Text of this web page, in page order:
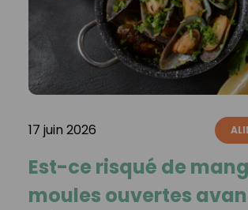
17 juin 2026
Est-ce risqué de
moules ouvertes